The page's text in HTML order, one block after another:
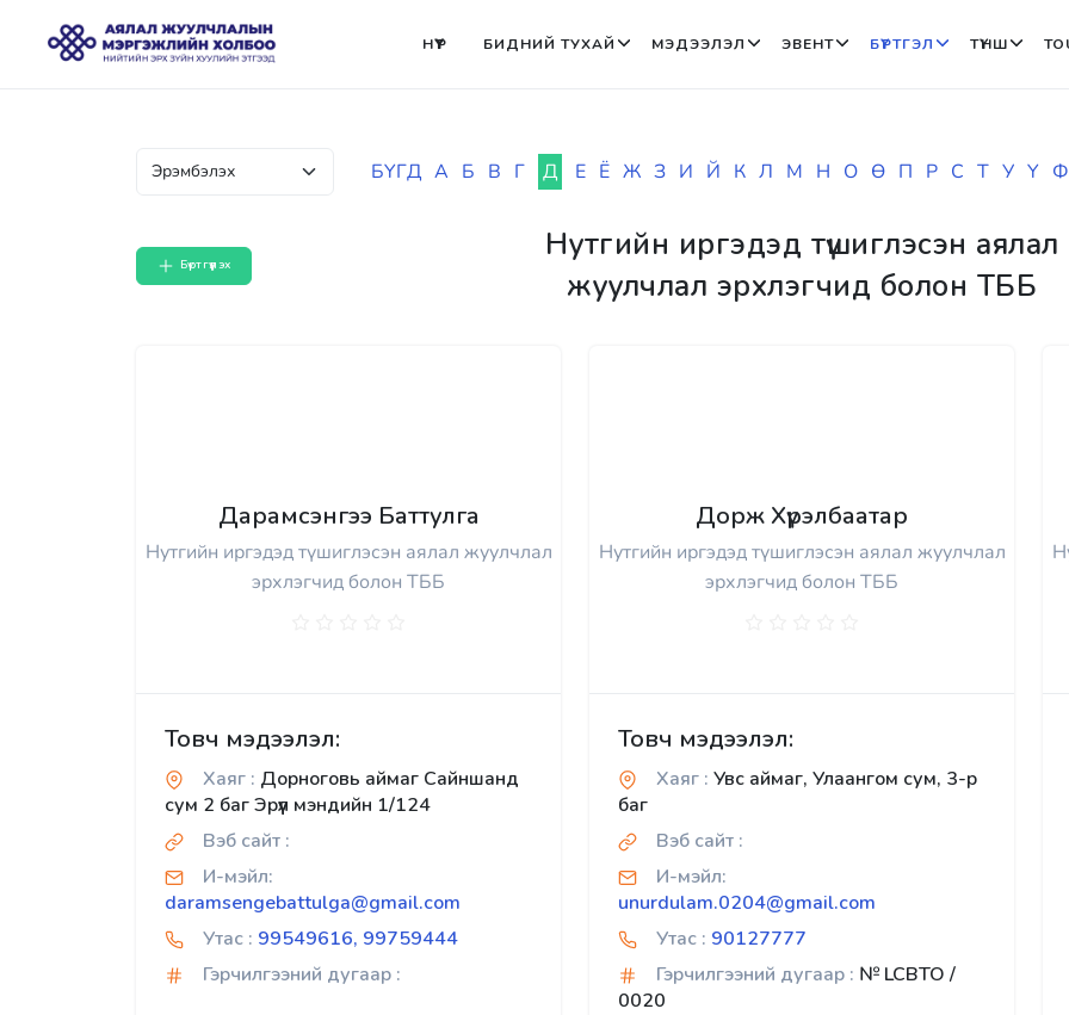
НҮҮР БИДНИЙ ТУХАЙ МЭДЭЭЛЭЛ ЭВЕНТ БҮРТГЭЛ ТҮНШ
БҮГД А Б В Г Д Е Ё Ж З И Й К Л М Н О Ө П Р С Т У Ү Ф
Бүртгүүлэх
Нутгийн иргэдэд түшиглэсэн аялал
жуулчлал эрхлэгчид болон ТББ
Дарамсэнгээ Баттулга
Нутгийн иргэдэд түшиглэсэн аялал жуулчлал
эрхлэгчид болон ТББ
Товч мэдээлэл:
Хаяг : Дорноговь аймаг Сайншанд
сум 2 баг Эрүүл мэндийн 1/124
Вэб сайт :
И-мэйл:
daramsengebattulga@gmail.com
Утас : 99549616, 99759444
Гэрчилгээний дугаар :
Дорж Хүрэлбаатар
Нутгийн иргэдэд түшиглэсэн аялал жуулчлал
эрхлэгчид болон ТББ
Товч мэдээлэл:
Хаяг : Увс аймаг, Улаангом сум, 3-р
баг
Вэб сайт :
И-мэйл:
unurdulam.0204@gmail.com
Утас : 90127777
Гэрчилгээний дугаар : № LCBTO /
0020